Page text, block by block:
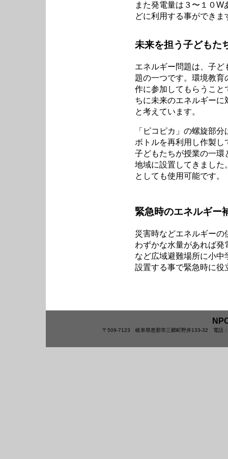
また発電量は３〜１０
どに利用する事ができま
未来を担う子どもた
エネルギー問題は、子
題の一つです。環境教
作に参加してもらうこと
ちに未来のエネルギー
と考えています。
「ピコピカ」の螺旋部
ボトルを再利用し作製
子どもたちが授業の一環
地域に設置してきました
としても使用可能です。
緊急時のエネルギー
災害時などエネルギー
わずかな水量があれば
など広域避難場所に小
設置する事で緊急時に役
〒509-7123 岐阜県恵那市三郷町野井133-32 電話